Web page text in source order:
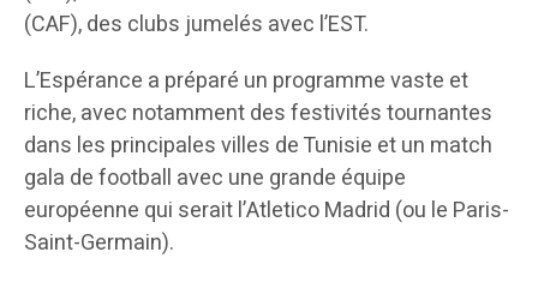
(CAF), des clubs jumelés avec l’EST.
L’Espérance a préparé un programme vaste et
riche, avec notamment des festivités tournantes
dans les principales villes de Tunisie et un match
gala de football avec une grande équipe
européenne qui serait l’Atletico Madrid (ou le Paris-
Saint-Germain).